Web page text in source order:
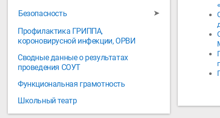
Безопасность
➤
Профилактика ГРИППА,
короновирусной инфекции, ОРВИ
Сводные данные о результатах
проведения СОУТ
Функциональная грамотность
Школьный театр